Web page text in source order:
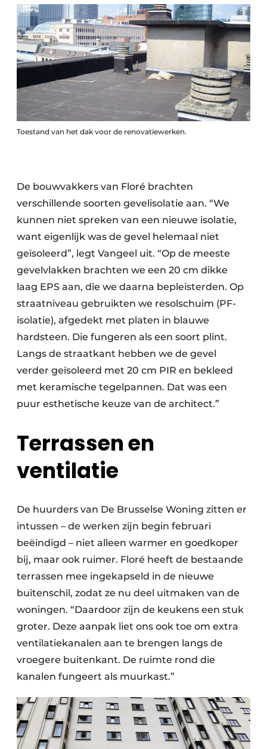
Toestand van het dak voor de renovatiewerken.
De bouwvakkers van Floré brachten
verschillende soorten gevelisolatie aan. “We
kunnen niet spreken van een nieuwe isolatie,
want eigenlijk was de gevel helemaal niet
geïsoleerd”, legt Vangeel uit. “Op de meeste
gevelvlakken brachten we een 20 cm dikke
laag EPS aan, die we daarna bepleisterden. Op
straatniveau gebruikten we resolschuim (PF-
isolatie), afgedekt met platen in blauwe
hardsteen. Die fungeren als een soort plint.
Langs de straatkant hebben we de gevel
verder geïsoleerd met 20 cm PIR en bekleed
met keramische tegelpannen. Dat was een
puur esthetische keuze van de architect.”
Terrassen en
ventilatie
De huurders van De Brusselse Woning zitten er
intussen – de werken zijn begin februari
beëindigd – niet alleen warmer en goedkoper
bij, maar ook ruimer. Floré heeft de bestaande
terrassen mee ingekapseld in de nieuwe
buitenschil, zodat ze nu deel uitmaken van de
woningen. “Daardoor zijn de keukens een stuk
groter. Deze aanpak liet ons ook toe om extra
ventilatiekanalen aan te brengen langs de
vroegere buitenkant. De ruimte rond die
kanalen fungeert als muurkast.”